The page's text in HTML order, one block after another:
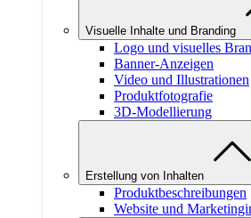
Visuelle Inhalte und Branding
Logo und visuelles
Banner-Anzeigen
Video und Illustrationen
Produktfotografie
3D-Modellierung
Erstellung von Inhalten
Produktbeschreibungen
Website und